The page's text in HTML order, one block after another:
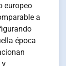
europeo
a
época
y